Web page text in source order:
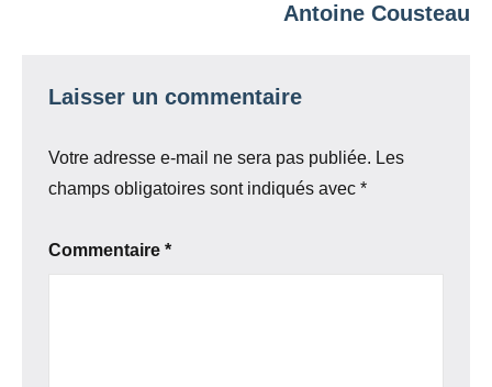
Antoine Cousteau
Laisser un commentaire
Votre adresse e-mail ne sera pas publiée. Les
champs obligatoires sont indiqués avec *
Commentaire *